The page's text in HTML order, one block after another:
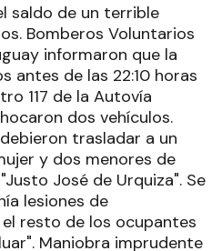
saldo de un terrible
Bomberos Voluntarios
informaron que la
antes de las 22:10 horas
117 de la Autovía
dos vehículos.
trasladar a un
y dos menores de
José de Urquiza". Se
lesiones de
resto de los ocupantes
Maniobra imprudente